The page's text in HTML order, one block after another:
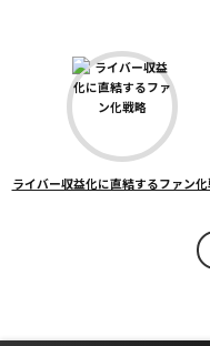
ライバー収益化に直結するファン